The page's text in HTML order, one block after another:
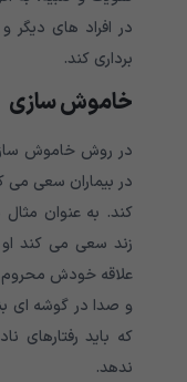
در افراد های دیگر
برداری کند.
خاموش سازی
در بیماران سعی می
کند. به عنوان مثال
زند سعی می کند او
علاقه خودش
و صدا در گوشه ای
که باید رفتارهای
ندهد.